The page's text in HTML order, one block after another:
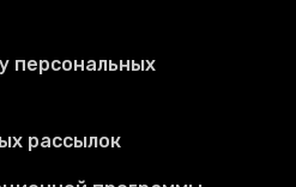
персональных
рассылок